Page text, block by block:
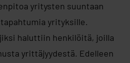
yritysten suuntaan
yrityksille.
haluttiin henkilöitä, joilla
yrittäjyydestä. Edelleen